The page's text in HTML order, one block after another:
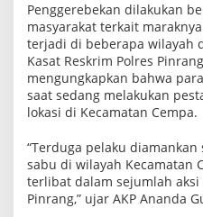
a
t
P
e
s
t
a
S
a
u
,
B
a
Penggerebekan dilakukan
masyarakat terkait
terjadi di beberapa wilayah
Kasat Reskrim Polres
mengungkapkan bahwa
saat sedang melakukan
lokasi di Kecamatan Cempa.
“Terduga pelaku
sabu di wilayah Kecamatan
terlibat dalam sejumlah
Pinrang,” ujar AKP Ananda